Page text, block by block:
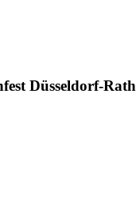
Düsseldorf-Rath